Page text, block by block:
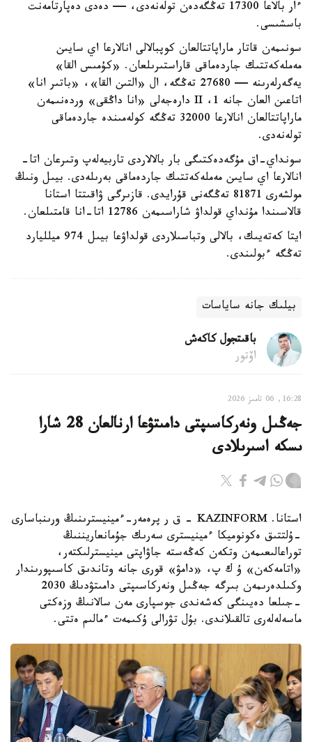
ءار بالاعا 17300 تەڭگەدەن تولەنەدى، — دەدى دەپارتامەنت
باسشىسى.
سونىمەن قاتار ماراپاتتالعان كوپبالالى انالارعا اي سايىن
مەملەكەتتىك جاردەماقى قاراستىرىلعان. «كۇمىس القا»
يەگەرلەرىنە — 27680 تەڭگە، ال «التىن القا»، «باتىر انا»
اتاعىن العان جانە 1، II دارەجەلى «انا داڭقى» وردەنىمەن
ماراپاتتالعان انالارعا 32000 تەڭگە كولەمىندە جاردەماقى
تولەنەدى.
سونداي-اق مۇگەدەكتىگى بار بالالاردى تاربيەلەپ وتىرعان اتا-
انالارعا اي سايىن مەملەكەتتىك جاردەماقى بەرىلەدى. بيىل ونىڭ
مولشەرى 81871 تەڭگەنى قۇرايدى. قازىرگى ۋاقىتتا استانا
قالاسىندا مۇنداي قولداۋ شاراسىمەن 12786 اتا-انا قامتىلعان.
ايتا كەتەيىك، بالالى وتباسىلاردى قولداۋعا بيىل 974 ميلليارد
تەڭگە ءبولىندى.
بيلىك جانە ساياسات
باقىتجول كاكەش
اۆتور
16:28, 06 تامىز 2026
جەڭىل ونەركاسىپتى دامىتۋعا ارنالعان 28 شارا
ىسكە اسىرىلادى
استانا. KAZINFORM - ق ر پرەمەر-ءمينيسترىنىڭ ورىنباسارى
-ۇلتتىق ەكونوميكا ءمينيسترى سەرىك جۇمانعاريننىڭ
توراعالىعىمەن وتكەن كەڭەستە جاۋاپتى مينيسترلىكتەر،
«اتامەكەن» ۇ ك پ، «دامۋ» قورى جانە وتاندىق كاسىپورىندار
وكىلدەرىمەن بىرگە جەڭىل ونەركاسىپتى دامىتۋدىڭ 2030
-جىلعا دەيىنگى كەشەندى جوسپارى مەن سالانىڭ وزەكتى
ماسەلەلەرى تالقىلاندى. بۇل تۋرالى ۇكىمەت ءمالىم ەتتى.